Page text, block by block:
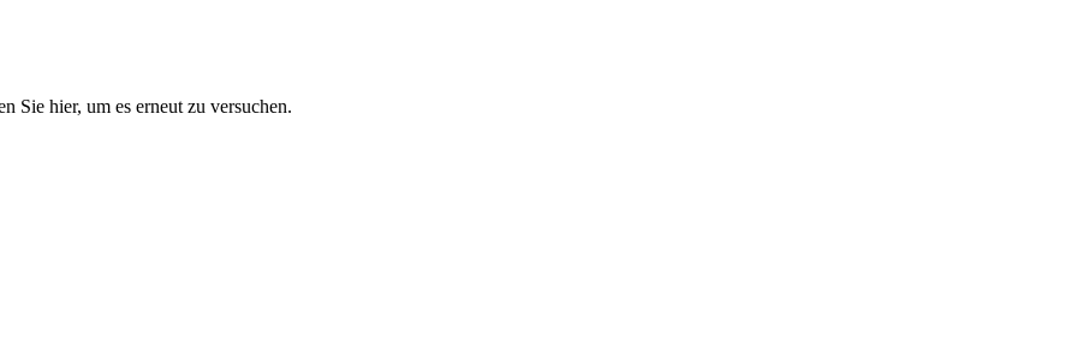
Sie hier, um es erneut zu versuchen.